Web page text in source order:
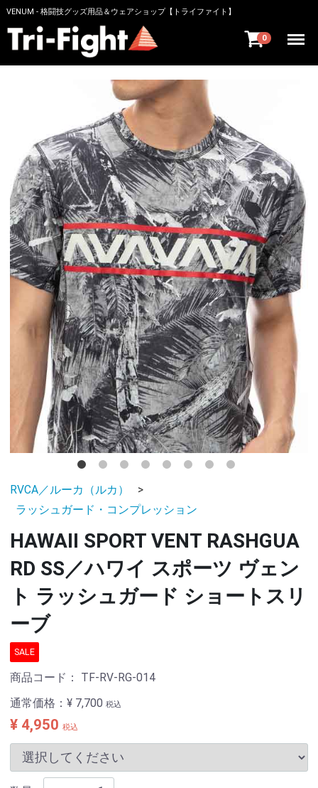
VENUM - 格闘技グッズ用品＆ウェアショップ【トライファイト】
0 Menu
RVCA／ルーカ（ルカ）
ラッシュガード・コンプレッション
HAWAII SPORT VENT RASHGUA
RD SS／ハワイ スポーツ ヴェン
ト ラッシュガード ショートスリ
ーブ
SALE
商品コード： TF-RV-RG-014
通常価格：¥ 7,700 税込
¥ 4,950 税込